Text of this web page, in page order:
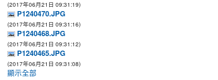
(2017年06月21日 09:31:19)
P1240470.JPG
(2017年06月21日 09:31:16)
P1240468.JPG
(2017年06月21日 09:31:12)
P1240465.JPG
(2017年06月21日 09:31:08)
顯示全部